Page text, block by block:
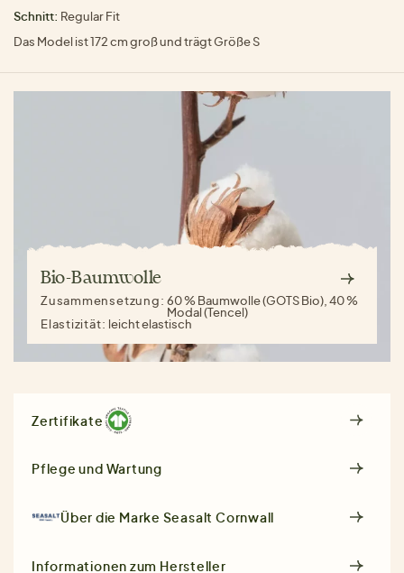
Schnitt: Regular Fit
Das Model ist 172 cm groß und trägt Größe S
Bio-Baumwolle
Zusammensetzung:60 % Baumwolle (GOTS Bio), 40 %
Modal (Tencel)
Elastizität: leicht elastisch
Zertifikate
Pflege und Wartung
Über die Marke Seasalt Cornwall
Informationen zum Hersteller